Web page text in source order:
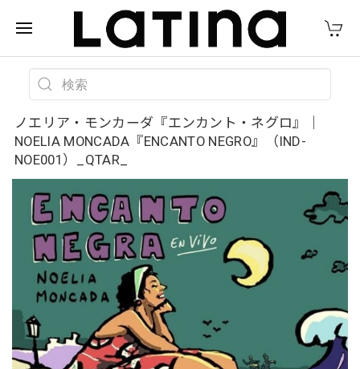
ノエリア・モンカーダ『エンカント・ネグロ』｜
NOELIA MONCADA『ENCANTO NEGRO』（IND-
NOE001）_QTAR_